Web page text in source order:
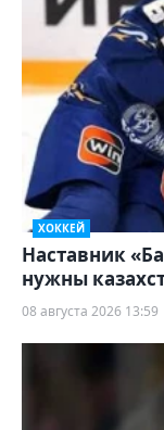
ХОККЕЙ
Наставник
нужны
08 августа 2026 13:59